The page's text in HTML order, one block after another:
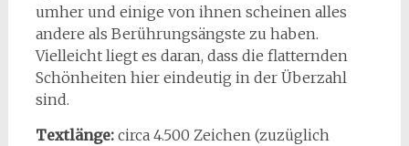
umher und einige von ihnen scheinen alles
andere als Berührungsängste zu haben.
Vielleicht liegt es daran, dass die flatternden
Schönheiten hier eindeutig in der Überzahl
sind.
Textlänge:circa 4.500 Zeichen (zuzüglich